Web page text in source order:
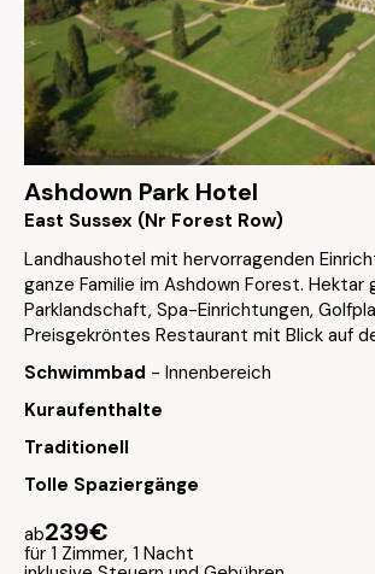
Ashdown Park Hotel
East Sussex (Nr Forest Row)
Landhaushotel mit hervorragenden
ganze Familie im Ashdown Forest. Hektar
Parklandschaft, Spa-Einrichtungen,
Preisgekröntes Restaurant mit Blick auf
Schwimmbad - Innenbereich
Kuraufenthalte
Traditionell
Tolle Spaziergänge
ab239€
für 1 Zimmer, 1 Nacht